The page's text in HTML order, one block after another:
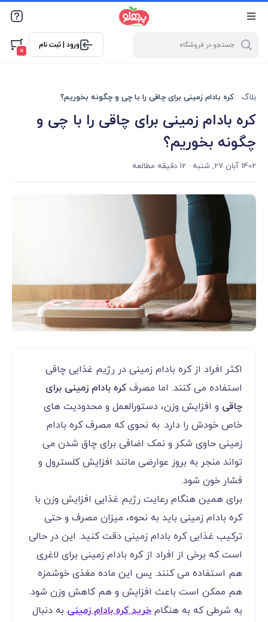
@media screen and (max-width: 500px) { .w-ch{bottom: 125px
!important; left:5px !important;} }
ورود | ثبت نام
0
بلاگ کره بادام زمینی برای چاقی را با چی و چگونه بخوریم؟
کره بادام زمینی برای چاقی را با چی و
چگونه بخوریم؟
1402 آبان 27, شنبه · 12 دقیقه مطالعه
اکثر افراد از کره بادام زمینی در رژیم غذایی چاقی
استفاده می کنند. اما مصرف کره بادام زمینی برای
چاقی و افزایش وزن، دستورالعمل و محدودیت های
خاص خودش را دارد. به نحوی که مصرف کره بادام
زمینی حاوی شکر و نمک اضافی برای چاق شدن می
تواند منجر به بروز عوارضی مانند افزایش کلسترول و
فشار خون شود.
برای همین هنگام رعایت رژیم غذایی افزایش وزن با
کره بادام زمینی باید به نحوه، میزان مصرف و حتی
ترکیب غذایی کره بادام زمینی دقت کنید. این در حالی
است که برخی از افراد از کره بادام زمینی برای لاغری
هم استفاده می کنند. پس این ماده مغذی خوشمزه
هم ممکن است باعث افزایش و هم کاهش وزن شود.
به شرطی که به هنگامخرید کره بادام زمینی به دنبال